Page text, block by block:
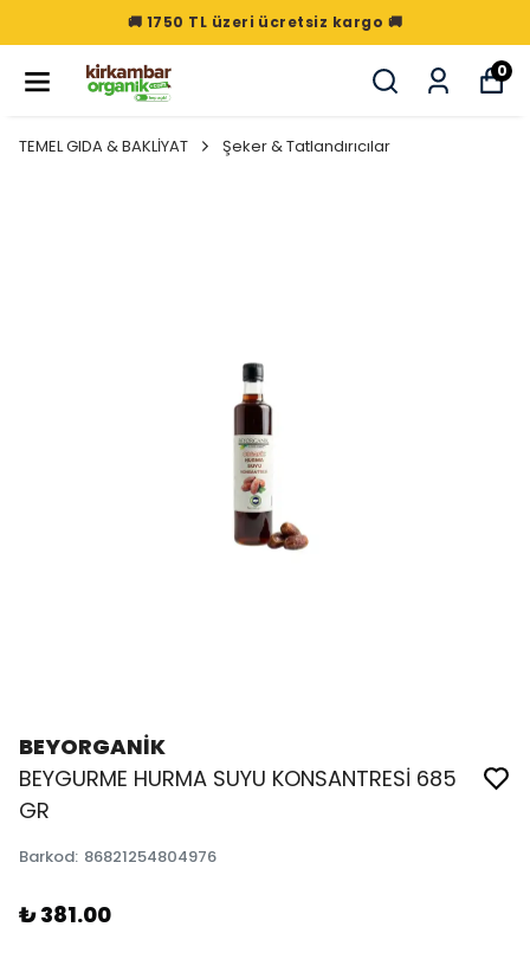
🚚 1750 TL üzeri ücretsiz kargo 🚚
0
TEMEL GIDA & BAKLİYAT Şeker & Tatlandırıcılar
BEYORGANİK
BEYGURME HURMA SUYU KONSANTRESİ 685
GR
Barkod: 86821254804976
₺ 381.00